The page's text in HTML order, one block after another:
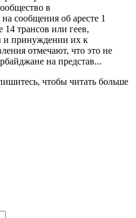
в
сообщения об аресте 1
трансов или геев,
и принуждении их к
отмечают, что это не
на представ...
чтобы читать больше